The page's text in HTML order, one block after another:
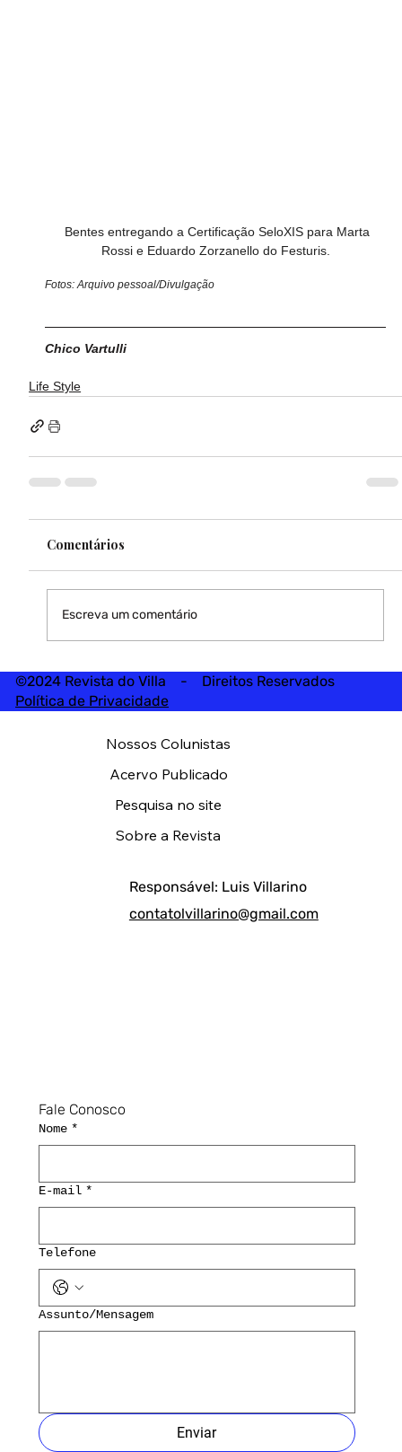
Bentes entregando a Certificação SeloXIS para Marta
Rossi e Eduardo Zorzanello do Festuris.
Fotos: Arquivo pessoal/Divulgação
Chico Vartulli
Life Style
Comentários
Escreva um comentário
©2024 Revista do Villa - Direitos Reservados
Política de Privacidade
Fale Conosco
Nome *
E-mail *
Telefone
Assunto/Mensagem
Enviar
Responsável: Luis Villarino
contatolvillarino@gmail.com
Nossos Colunistas
Acervo Publicado
Pesquisa no site
Sobre a Revista